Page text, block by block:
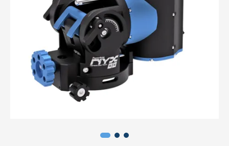
Accessoires pour montures
Têtes
Pièces détachées